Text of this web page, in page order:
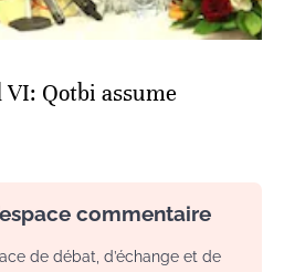
Qotbi assume
commentaire
de débat, d’échange et de